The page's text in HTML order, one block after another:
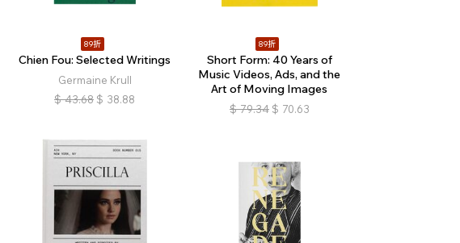
89折
Chien Fou: Selected Writings
Germaine Krull
$ 43.68 $ 38.88
89折
Short Form: 40 Years of
Music Videos, Ads, and the
Art of Moving Images
$ 79.34 $ 70.63